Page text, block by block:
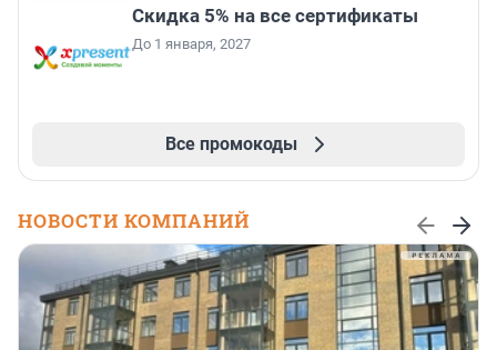
Скидка 5% на все сертификаты
До 1 января, 2027
Все промокоды
НОВОСТИ КОМПАНИЙ